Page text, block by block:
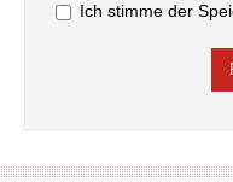
Ich stimme der